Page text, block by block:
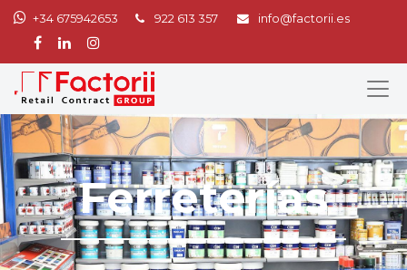
+34 675942653 922 613 357 info@factorii.es
Ferreterías